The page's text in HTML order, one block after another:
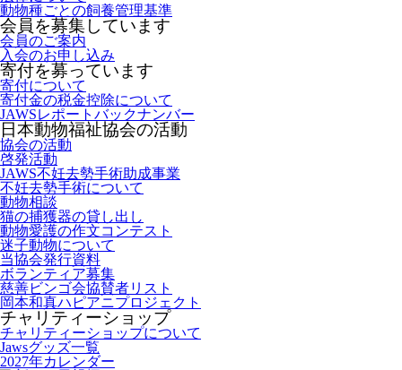
動物種ごとの飼養管理基準
会員を募集しています
会員のご案内
入会のお申し込み
寄付を募っています
寄付について
寄付金の税金控除について
JAWSレポートバックナンバー
日本動物福祉協会の活動
協会の活動
啓発活動
JAWS不妊去勢手術助成事業
不妊去勢手術について
動物相談
猫の捕獲器の貸し出し
動物愛護の作文コンテスト
迷子動物について
当協会発行資料
ボランティア募集
慈善ビンゴ会協賛者リスト
岡本和真ハピアニプロジェクト
チャリティーショップ
チャリティーショップについて
Jawsグッズ一覧
2027年カレンダー